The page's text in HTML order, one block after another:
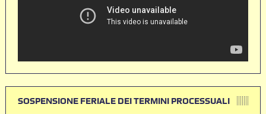
SOSPENSIONE FERIALE DEI TERMINI PROCESSUALI